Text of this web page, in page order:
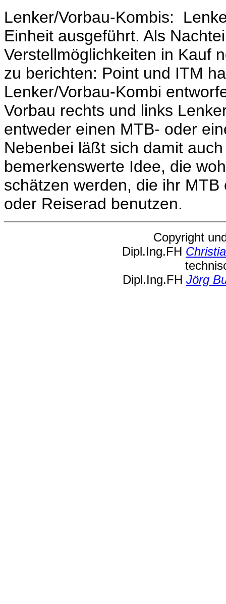
Lenker/Vorbau-Kombis:
Einheit ausgeführt. Als
Verstellmöglichkeiten in Kauf
zu berichten: Point und ITM
Lenker/Vorbau-Kombi
Vorbau rechts und links
entweder einen MTB- oder
Nebenbei läßt sich damit
bemerkenswerte Idee, die
schätzen werden, die ihr
oder Reiserad benutzen.
Copyright
Dipl.Ing.FH
Dipl.Ing.FH Jörg